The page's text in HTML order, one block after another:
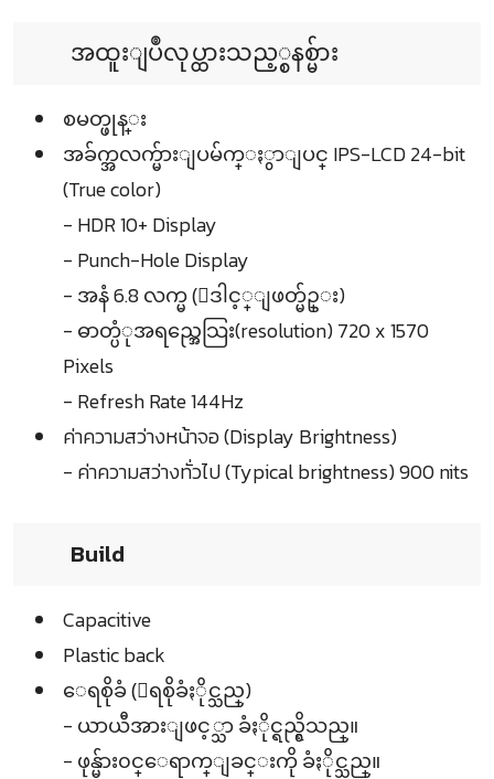
အထူးျပဳလုပ္ထားသည့္စနစ္မ်ား
စမတ္ဖုန္း
အခ်က္အလက္မ်ားျပမ်က္ႏွာျပင္ IPS-LCD 24-bit
(True color)
- HDR 10+ Display
- Punch-Hole Display
- အနံ 6.8 လက္မ (ေဒါင့္ျဖတ္မ်ဥ္း)
- ဓာတ္ပံုအရည္အေသြး(resolution) 720 x 1570
Pixels
- Refresh Rate 144Hz
ค่าความสว่างหน้าจอ (Display Brightness)
- ค่าความสว่างทั่วไป (Typical brightness) 900 nits
Build
Capacitive
Plastic back
ေရစိုခံ (ေရစိုခံႏိုင္သည္)
- ယာယီအားျဖင့္သာ ခံႏိုင္ရည္ရွိသည္။
- ဖုန္မ်ား၀င္ေရာက္ျခင္းကို ခံႏိုင္သည္။